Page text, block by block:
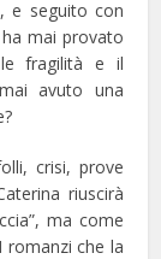
e seguito con
mai provato
fragilità e il
avuto una
crisi, prove
riuscirà
ma come
romanzi che la